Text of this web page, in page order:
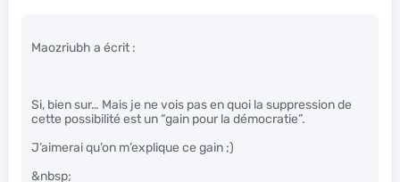
Maozriubh a écrit :
Si, bien sur… Mais je ne vois pas en quoi la suppression de
cette possibilité est un “gain pour la démocratie”.
J’aimerai qu’on m’explique ce gain ;)
&nbsp;